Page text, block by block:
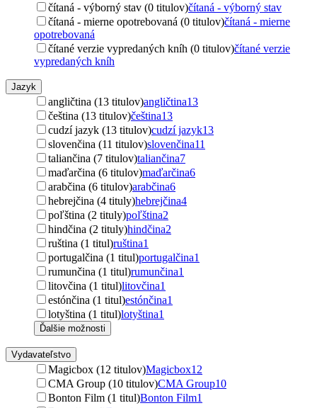
čítaná - výborný stav (0 titulov)čítaná - výborný stav
čítaná - mierne opotrebovaná (0 titulov)čítaná - mierne
opotrebovaná
čítané verzie vypredaných kníh (0 titulov)čítané verzie
vypredaných kníh
Jazyk
angličtina (13 titulov)angličtina13
čeština (13 titulov)čeština13
cudzí jazyk (13 titulov)cudzí jazyk13
slovenčina (11 titulov)slovenčina11
taliančina (7 titulov)taliančina7
maďarčina (6 titulov)maďarčina6
arabčina (6 titulov)arabčina6
hebrejčina (4 tituly)hebrejčina4
poľština (2 tituly)poľština2
hindčina (2 tituly)hindčina2
ruština (1 titul)ruština1
portugalčina (1 titul)portugalčina1
rumunčina (1 titul)rumunčina1
litovčina (1 titul)litovčina1
estónčina (1 titul)estónčina1
lotyština (1 titul)lotyština1
Ďalšie možnosti
Vydavateľstvo
Magicbox (12 titulov)Magicbox12
CMA Group (10 titulov)CMA Group10
Bonton Film (1 titul)Bonton Film1